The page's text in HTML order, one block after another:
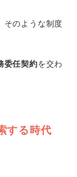
そのような制度
委任契約を交わ
する時代